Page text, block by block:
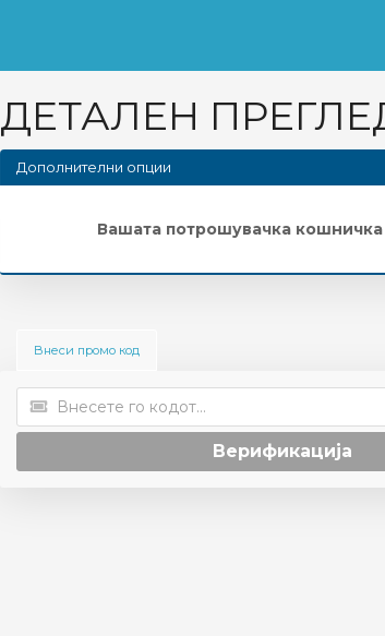
ДЕТАЛЕН
Дополнителни опции
Вашата потрошувачка кошничка
Внеси промо код
Верификација